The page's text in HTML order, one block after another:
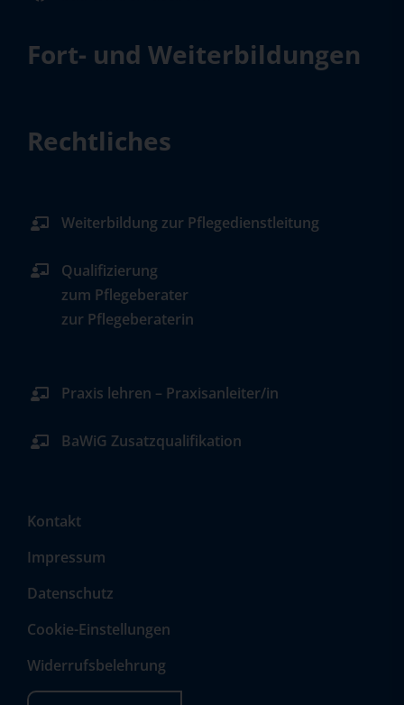
Fort- und Weiterbildungen
Rechtliches
Weiterbildung zur Pflegedienstleitung
Qualifizierung
zum Pflegeberater
zur Pflegeberaterin
Praxis lehren – Praxisanleiter/in
BaWiG Zusatzqualifikation
Kontakt
Impressum
Datenschutz
Cookie-Einstellungen
Widerrufsbelehrung